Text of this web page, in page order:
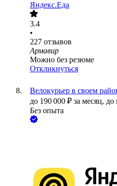
Яндекс.Еда
3.4
•
227 отзывов
Армавир
Можно без резюме
Откликнуться
Велокурьер в своем
до 190 000 ₽ за месяц, до
Без опыта